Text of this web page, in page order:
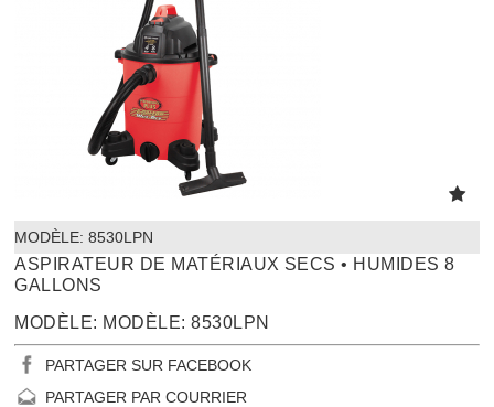
MODÈLE: 8530LPN
ASPIRATEUR DE MATÉRIAUX SECS • HUMIDES 8
GALLONS
MODÈLE: MODÈLE: 8530LPN
PARTAGER SUR FACEBOOK
PARTAGER PAR COURRIER